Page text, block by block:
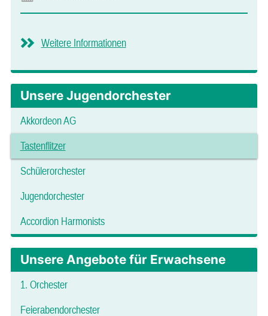
Weitere Informationen
Unsere Jugendorchester
Akkordeon AG
Tastenflitzer
Schülerorchester
Jugendorchester
Accordion Harmonists
Unsere Angebote für Erwachsene
1. Orchester
Feierabendorchester